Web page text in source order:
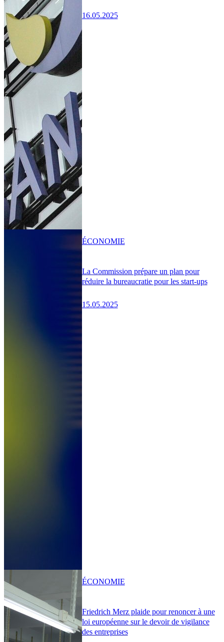
16.05.2025
La Commission prépare un plan pour
réduire la bureaucratie pour les start-ups
15.05.2025
ÉCONOMIE
Friedrich Merz plaide pour renoncer à une
loi européenne sur le devoir de vigilance
des entreprises
ÉCONOMIE